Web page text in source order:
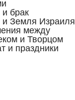
брак
Земля Израиля
между
и Творцом
и праздники